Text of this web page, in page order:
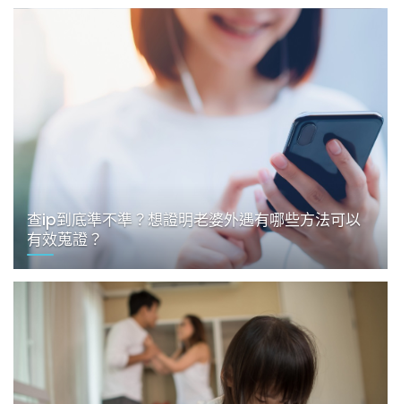
查ip到底準不準？想證明老婆外遇有哪些方法可以
有效蒐證？